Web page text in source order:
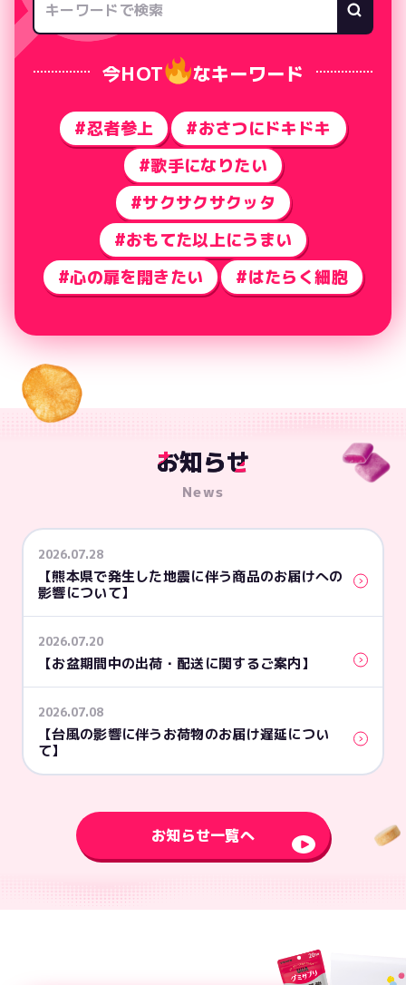
今HOT なキーワード
#忍者参上
#おさつにドキドキ
#歌手になりたい
#サクサクサクッタ
#おもてた以上にうまい
#心の扉を開きたい
#はたらく細胞
お知らせ
お知らせ
News
2026.07.28
【熊本県で発生した地震に伴う商品のお届けへの
影響について】
2026.07.20
【お盆期間中の出荷・配送に関するご案内】
2026.07.08
【台風の影響に伴うお荷物のお届け遅延につい
て】
お知らせ一覧へ